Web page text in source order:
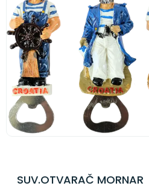
SUV.OTVARAČ MORNAR